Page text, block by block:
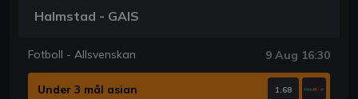
Halmstad - GAIS
Fotboll - Allsvenskan 9 Aug 16:30
Under 3 mål asian 1.68